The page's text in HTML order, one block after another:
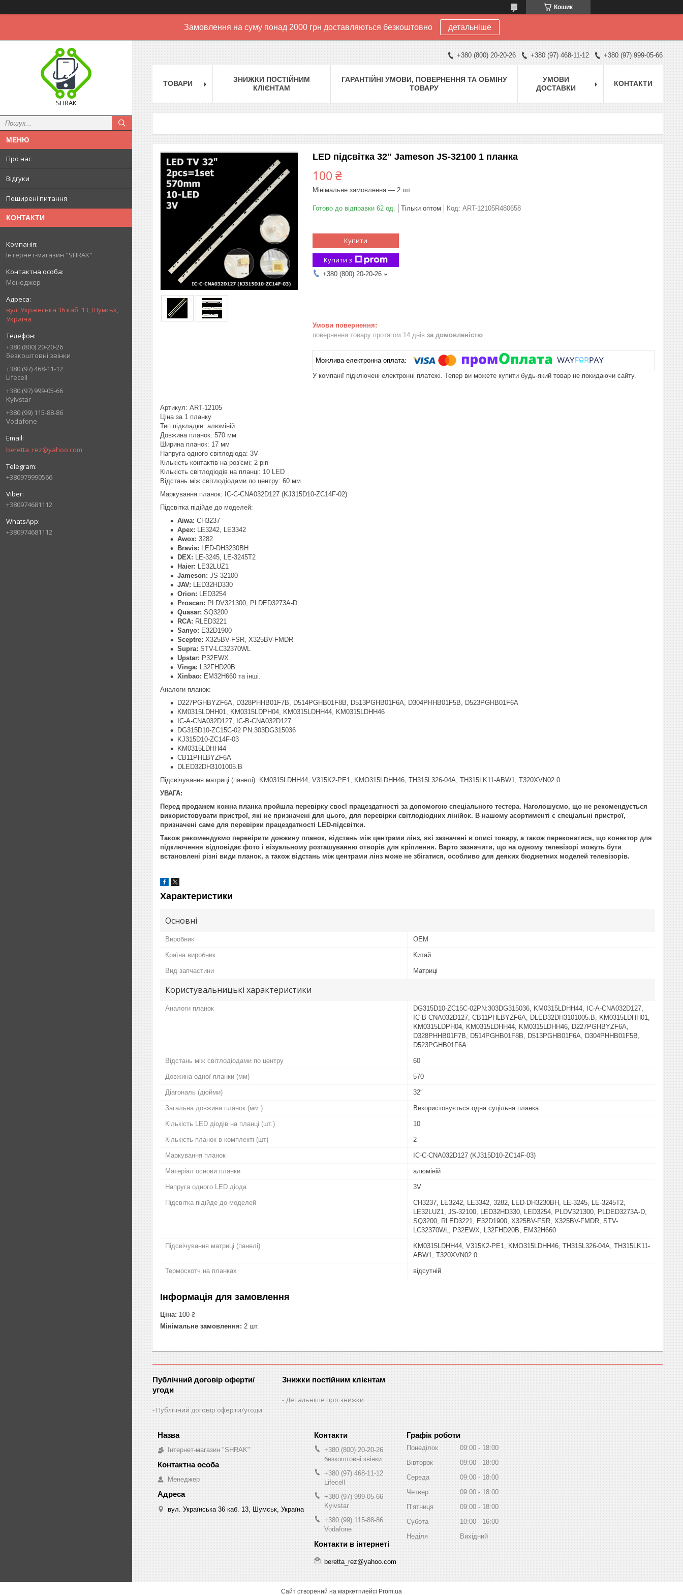
Кошик
Замовлення на суму понад 2000 грн доставляються безкоштовно детальніше
SHRAK
Про нас
Відгуки
Поширені питання
КОНТАКТИ
Інтернет-магазин "SHRAK"
Менеджер
вул. Українська 36 каб. 13, Шумськ,
Україна
+380 (800) 20-20-26
безкоштовні звінки
+380 (97) 468-11-12
Lifecell
+380 (97) 999-05-66
Kyivstar
+380 (99) 115-88-86
Vodafone
beretta_rez@yahoo.com
+380979990566
+380974681112
+380974681112
+380 (800) 20-20-26 +380 (97) 468-11-12 +380 (97) 999-05-66
ТОВАРИ
ЗНИЖКИ ПОСТІЙНИМ
КЛІЄНТАМ
ГАРАНТІЙНІ УМОВИ, ПОВЕРНЕННЯ ТА ОБМІНУ
ТОВАРУ
УМОВИ
ДОСТАВКИ
КОНТАКТИ
LED підсвітка 32" Jameson JS-32100 1 планка
100 ₴
Мінімальне замовлення — 2 шт.
Готово до відправки 62 од. Тільки оптом Код: ART-12105R480658
Купити
Купити з
+380 (800) 20-20-26
повернення товару протягом 14 днів за домовленістю
У компанії підключені електронні платежі. Тепер ви можете купити будь-який товар не покидаючи сайту.
Артикул: ART-12105
Ціна за 1 планку
Тип підкладки: алюміній
Довжина планок: 570 мм
Ширина планок: 17 мм
Напруга одного світлодіода: 3V
Кількість контактів на роз'ємі: 2 pin
Кількість світлодіодів на планці: 10 LED
Відстань між світлодіодами по центру: 60 мм
Маркування планок: IC-C-CNA032D127 (KJ315D10-ZC14F-02)
Підсвітка підійде до моделей:
Aiwa: CH3237
Apex: LE3242, LE3342
Awox: 3282
Bravis: LED-DH3230BH
DEX: LE-3245, LE-3245T2
Haier: LE32LUZ1
Jameson: JS-32100
JAV: LED32HD330
Orion: LED3254
Proscan: PLDV321300, PLDED3273A-D
Quasar: SQ3200
RCA: RLED3221
Sanyo: E32D1900
Sceptre: X325BV-FSR, X325BV-FMDR
Supra: STV-LC32370WL
Upstar: P32EWX
Vinga: L32FHD20B
Xinbao: EM32H660 та інші.
Аналоги планок:
D227PGHBYZF6A, D328PHHB01F7B, D514PGHB01F8B, D513PGHB01F6A, D304PHHB01F5B, D523PGHB01F6A
KM0315LDHH01, KM0315LDPH04, KM0315LDHH44, KM0315LDHH46
IC-A-CNA032D127, IC-B-CNA032D127
DG315D10-ZC15C-02 PN:303DG315036
KJ315D10-ZC14F-03
KM0315LDHH44
CB11PHLBYZF6A
DLED32DH3101005.B
Підсвічування матриці (панелі): KM0315LDHH44, V315K2-PE1, KMO315LDHH46, TH315L326-04A, TH315LK11-ABW1, T320XVN02.0
УВАГА:
Перед продажем кожна планка пройшла перевірку своєї працездатності за допомогою спеціального тестера. Наголошуємо, що не рекомендується
використовувати пристрої, які не призначені для цього, для перевірки світлодіодних лінійок. В нашому асортименті є спеціальні пристрої,
призначені саме для перевірки працездатності LED-підсвітки.
Також рекомендуємо перевірити довжину планок, відстань між центрами лінз, які зазначені в описі товару, а також переконатися, що конектор для
підключення відповідає фото і візуальному розташуванню отворів для кріплення. Варто зазначити, що на одному телевізорі можуть бути
встановлені різні види планок, а також відстань між центрами лінз може не збігатися, особливо для деяких бюджетних моделей телевізорів.
Характеристики
Основні
Виробник OEM
Країна виробник Китай
Вид запчастини Матриці
Користувальницькі характеристики
Аналоги планок
DG315D10-ZC15C-02PN:303DG315036, KM0315LDHH44, IC-A-CNA032D127,
IC-B-CNA032D127, CB11PHLBYZF6A, DLED32DH3101005.B, KM0315LDHH01,
KM0315LDPH04, KM0315LDHH44, KM0315LDHH46, D227PGHBYZF6A,
D328PHHB01F7B, D514PGHB01F8B, D513PGHB01F6A, D304PHHB01F5B,
D523PGHB01F6A
Відстань між світлодіодами по центру 60
Довжина одної планки (мм) 570
Діагональ (дюйми) 32″
Загальна довжина планок (мм.) Використовується одна суцільна планка
Кількість LED діодів на планці (шт.) 10
Кількість планок в комплекті (шт) 2
Маркування планок IC-C-CNA032D127 (KJ315D10-ZC14F-03)
Матеріал основи планки алюміній
Напруга одного LED діода 3V
Підсвітка підійде до моделей
CH3237, LE3242, LE3342, 3282, LED-DH3230BH, LE-3245, LE-3245T2,
LE32LUZ1, JS-32100, LED32HD330, LED3254, PLDV321300, PLDED3273A-D,
SQ3200, RLED3221, E32D1900, X325BV-FSR, X325BV-FMDR, STV-
LC32370WL, P32EWX, L32FHD20B, EM32H660
Підсвічування матриці (панелі)
KM0315LDHH44, V315K2-PE1, KMO315LDHH46, TH315L326-04A, TH315LK11-
ABW1, T320XVN02.0
Термоскотч на планках відсутній
Інформація для замовлення
Ціна: 100 ₴
Мінімальне замовлення: 2 шт.
Публічний договір оферти/
угоди
Публічний договір оферти/угоди
Знижки постійним клієнтам
Детальніше про знижки
Інтернет-магазин "SHRAK"
Менеджер
вул. Українська 36 каб. 13, Шумськ, Україна
+380 (800) 20-20-26
безкоштовні звінки
+380 (97) 468-11-12
Lifecell
+380 (97) 999-05-66
Kyivstar
+380 (99) 115-88-86
Vodafone
beretta_rez@yahoo.com
Графік роботи
Понеділок 09:00
18:00
Вівторок
09:00
18:00
Середа
09:00
18:00
Четвер
09:00
18:00
Пʼятниця
09:00
18:00
Субота
10:00
16:00
Неділя
Вихідний
Сайт створений на маркетплейсі Prom.ua